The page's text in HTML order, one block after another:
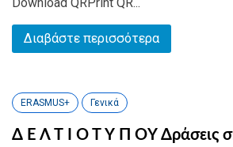
Διαβάστε περισσότερα
ERASMUS+ Γενικά
Δ Ε Λ Τ Ι Ο Τ Υ Π ΟY Δράσεις